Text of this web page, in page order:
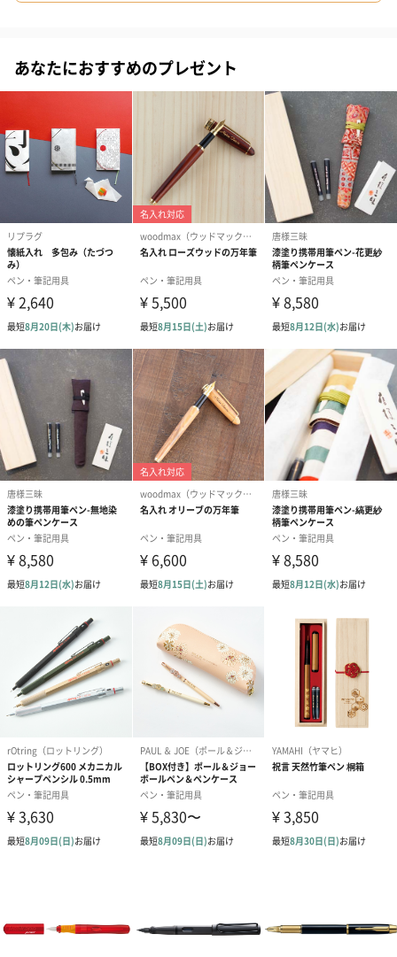
ぐんと想像力も広がります。彩があれば、そこがアトリエ。水彩
画、スケッチにイラスト、写経まで、使い方はまさに多彩で幅広
日本の伝統色
・鮮やかな日本の伝統色
水彩毛筆 彩（紅色/茜色/朱色/黄色/常磐色/松葉色/緑青色/露草色/
群青色/紺色/紫色/牡丹色/茶色/焦茶色）、水筆ペン 中、極細毛筆
（墨色）
・淡い日本の伝統色
水彩毛筆 彩（桜色/薄紅/桃色/橙色/薄橙色/萌黄色/鶯色/若草色/空
色/藍色/藤色/亜麻色/黄土色/銀鼠）、
水筆ペン 中、極細毛筆（墨色）
・日本の伝統色 赤富士
水彩毛筆 彩（桜色/薄紅/紅色/橙色/黄色/萌黄色/鶯色/常磐色/空色/
藍色/群青色/紫色/黄土色/茶色）、水筆ペン 中、
極細毛筆（墨色）
・日本の伝統色 モダンカリグラフィ
水彩毛筆 彩（桜色/茜色/朱色/黄土色/黄色/萌黄色/松葉色/緑青色/
露草色/藍色/藤色/牡丹色/亜麻色/銀鼠）、水筆ペン 中、極細毛筆
（墨色）
大切な方への贈り物として
あなたにおすすめのプレゼント